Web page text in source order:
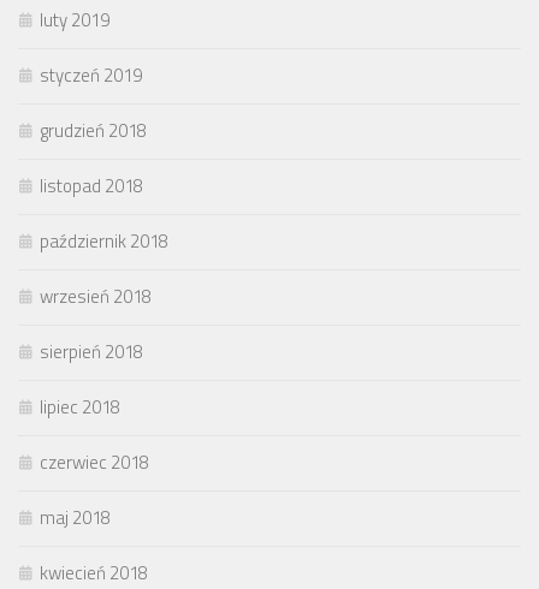
luty 2019
styczeń 2019
grudzień 2018
listopad 2018
październik 2018
wrzesień 2018
sierpień 2018
lipiec 2018
czerwiec 2018
maj 2018
kwiecień 2018